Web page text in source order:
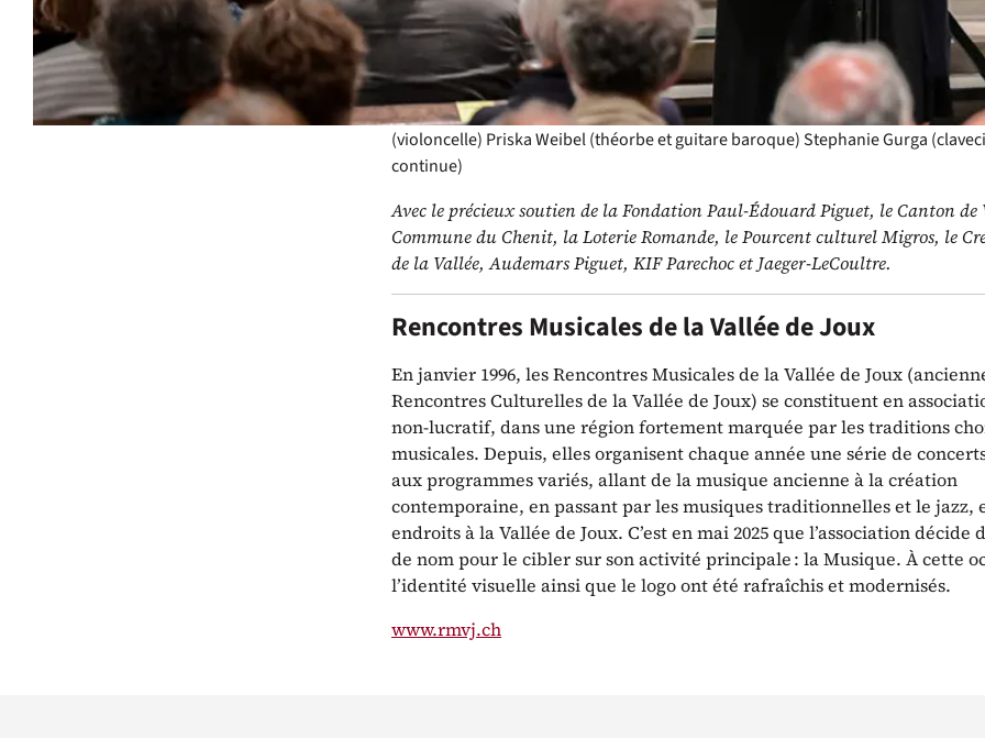
Leur convivialité musicale est communicative et donne naissance à
musicalité pour le plus grand plaisir du public.
Avecl’Ensemble Da Camera FreiburgAvecPauline Tardy (soprano) Claire Garde
traversière)Valentina Giusti, Elena Abbati (violons) Soko Yoshida (alto)
Giulio
(violoncelle) Priska Weibel (théorbe et guitare baroque)Stephanie Gurga
continue)
Avec le précieux soutien de la Fondation Paul-Édouard Piguet, le Canton de
Commune du Chenit, la Loterie Romande, le Pourcent culturel Migros, le
de la Vallée, Audemars Piguet, KIF Parechoc et Jaeger-LeCoultre.
Rencontres Musicales de la Vallée de Joux
En janvier 1996, les Rencontres Musicales de la Vallée de Joux
Rencontres Culturelles de la Vallée de Joux) se constituent en
non-lucratif, dans une région fortement marquée par les traditions
musicales. Depuis, elles organisent chaque année une série de
aux programmes variés, allant de la musique ancienne à la création
contemporaine, en passant par les musiques traditionnelles et le jazz,
endroits à la Vallée de Joux. C’est en mai 2025 que l’association décide
de nom pour le cibler sur son activité principale : la Musique. À cette
l’identité visuelle ainsi que le logo ont été rafraîchis et modernisés.
www.rmvj.ch